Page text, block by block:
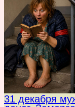
31 декабря